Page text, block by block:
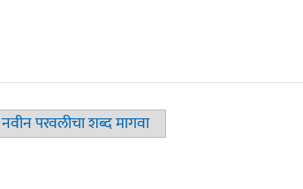
नवीन परवलीचा शब्द मागवा